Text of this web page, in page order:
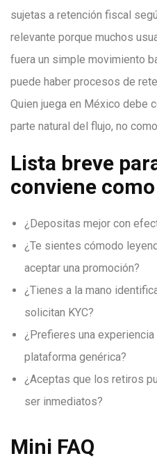
sujetas a retención fiscal
relevante porque muchos
fuera un simple movimiento
puede haber procesos de
Quien juega en México debe
parte natural del flujo, no
Lista breve
conviene
¿Depositas mejor con
¿Te sientes cómodo
aceptar una promoción?
¿Tienes a la mano
solicitan KYC?
¿Prefieres una
plataforma genérica?
¿Aceptas que los retiros
ser inmediatos?
Mini FAQ